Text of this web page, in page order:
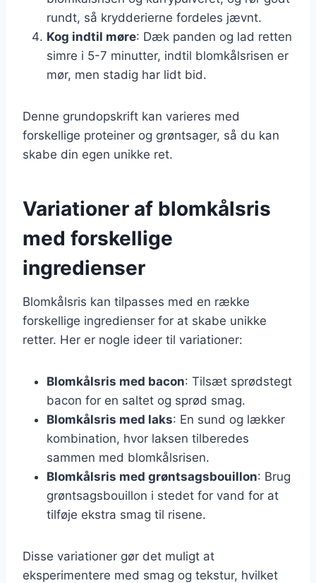
rundt, så krydderierne fordeles jævnt.
Kog indtil møre: Dæk panden og lad retten
simre i 5-7 minutter, indtil blomkålsrisen er
mør, men stadig har lidt bid.
Denne grundopskrift kan varieres med
forskellige proteiner og grøntsager, så du kan
skabe din egen unikke ret.
Variationer af blomkålsris
med forskellige
ingredienser
Blomkålsris kan tilpasses med en række
forskellige ingredienser for at skabe unikke
retter. Her er nogle ideer til variationer:
Blomkålsris med bacon: Tilsæt sprødstegt
bacon for en saltet og sprød smag.
Blomkålsris med laks: En sund og lækker
kombination, hvor laksen tilberedes
sammen med blomkålsrisen.
Blomkålsris med grøntsagsbouillon: Brug
grøntsagsbouillon i stedet for vand for at
tilføje ekstra smag til risene.
Disse variationer gør det muligt at
eksperimentere med smag og tekstur, hvilket